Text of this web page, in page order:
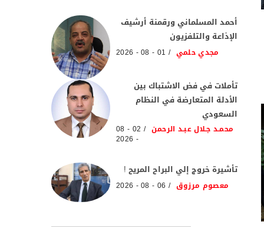
أحمد المسلماني ورقمنة أرشيف
الإذاعة والتلفزيون
مجدي حلمي 01 - 08 - 2026
تأملات في فض الاشتباك بين
الأدلة المتعارضة في النظام
السعودي
محمـد جـلال عبـد الرحمن 02 - 08
- 2026
تأشيرة خروج إلي البراح المريح !
معصوم مرزوق 06 - 08 - 2026